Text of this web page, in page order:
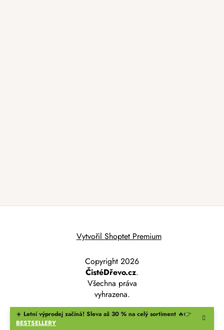
☀️ Letní výprodej začíná! Sleva až 30 % na celý sortiment 🔥👉
BESTSELLERY
Vytvořil Shoptet Premium
Copyright 2026
ČistéDřevo.cz.
Všechna práva
vyhrazena.